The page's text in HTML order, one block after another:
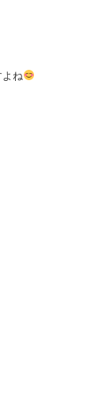
ね